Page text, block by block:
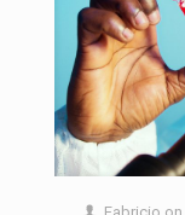
Fabricio on